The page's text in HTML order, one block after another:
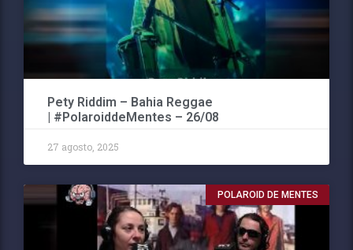
Pety Riddim – Bahia Reggae
| #PolaroiddeMentes – 26/08
27 agosto, 2025
POLAROID DE MENTES